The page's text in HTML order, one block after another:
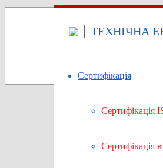
ТЕХНІЧНА
Сертифікація
Сертифікація
Сертифікація